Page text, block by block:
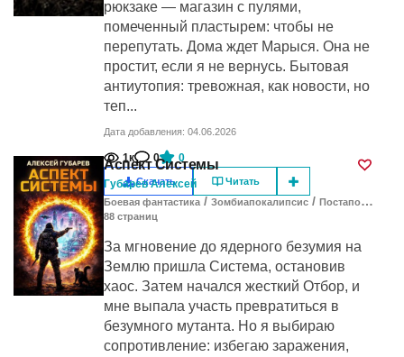
рюкзаке — магазин с пулями,
помеченный пластырем: чтобы не
перепутать. Дома ждет Марыся. Она не
простит, если я не вернусь. Бытовая
антиутопия: тревожная, как новости, но
теп...
Дата добавления: 04.06.2026
1к 0 0
Скачать Читать
Аспект Системы
Губарев Алексей
Боевая фантастика / Зомбиапокалипсис / Постапокалипсис
88 cтраниц
За мгновение до ядерного безумия на
Землю пришла Система, остановив
хаос. Затем начался жесткий Отбор, и
мне выпала участь превратиться в
безумного мутанта. Но я выбираю
сопротивление: избегаю заражения,